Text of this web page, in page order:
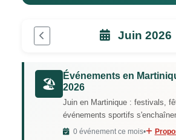
Juin 2026
🏖️
Événements en Martinique — Juin
2026
Juin en Martinique : festivals,
événements sportifs
0 événement ce mois•